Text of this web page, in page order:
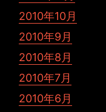
2010年10月
2010年9月
2010年8月
2010年7月
2010年6月